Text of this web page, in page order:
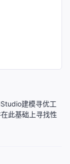
建模寻优工
此基础上寻找性